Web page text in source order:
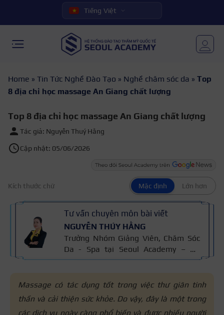
Tiếng Việt
Home » Tin Tức Nghề Đào Tạo » Nghề chăm sóc da » Top
8 địa chỉ học massage An Giang chất lượng
Top 8 địa chỉ học massage An Giang chất lượng
Tác giả: Nguyễn Thuý Hằng
Cập nhật: 05/06/2026
Kích thước chữ Mặc định Lớn hơn
Tư vấn chuyên môn bài viết
NGUYỄN THÚY HẰNG
Trưởng Nhóm Giảng Viên, Chăm Sóc
Da - Spa tại Seoul Academy – Hệ
thống Đào tạo Thẩm mỹ Quốc tế với
Chăm Sóc Da, chứng chỉ thẩm mỹ
Cidesco Thụy Sỹ 2011, chứng chỉ
chuyên sâu Body Cibtac Singapore,
Massage có tác dụng tốt trong việc thư giãn tinh
thần và cải thiện sức khỏe. Do vậy, đây là một trong
các dịch vụ ngày càng phổ biến và được nhiều người